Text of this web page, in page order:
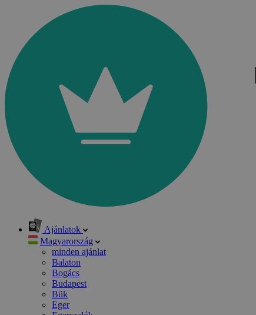
Ajánlatok
Magyarország
minden ajánlat
Balaton
Bogács
Budapest
Bük
Eger